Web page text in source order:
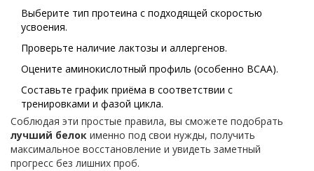
Выберите тип протеина с подходящей скоростью
усвоения.
Проверьте наличие лактозы и аллергенов.
Оцените аминокислотный профиль (особенно BCAA).
Составьте график приёма в соответствии с
тренировками и фазой цикла.
Соблюдая эти простые правила, вы сможете подобрать
лучший белок именно под свои нужды, получить
максимальное восстановление и увидеть заметный
прогресс без лишних проб.